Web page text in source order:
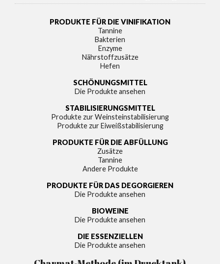
PRODUKTE FÜR DIE VINIFIKATION
Tannine
Bakterien
Enzyme
Nährstoffzusätze
Hefen
SCHÖNUNGSMITTEL
Die Produkte ansehen
STABILISIERUNGSMITTEL
Produkte zur Weinsteinstabilisierung
Produkte zur Eiweißstabilisierung
PRODUKTE FÜR DIE ABFÜLLUNG
Zusätze
Tannine
Andere Produkte
PRODUKTE FÜR DAS DEGORGIEREN
Die Produkte ansehen
BIOWEINE
Die Produkte ansehen
DIE ESSENZIELLEN
Die Produkte ansehen